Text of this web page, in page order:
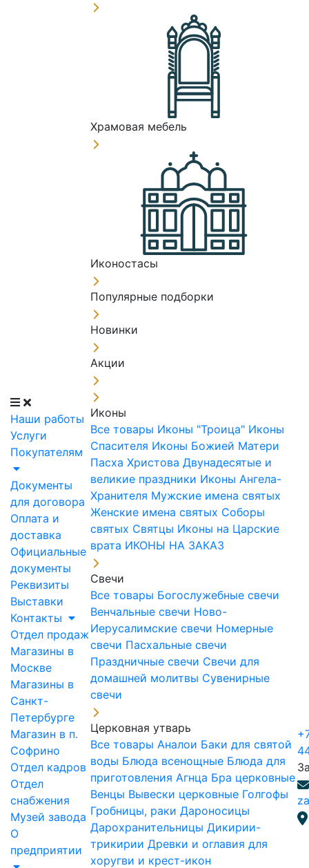
Наши работы
Услуги
Покупателям
Документы
для договора
Оплата и
доставка
Официальные
документы
Реквизиты
Выставки
Контакты
Отдел продаж
Магазины в
Москве
Магазины в
Санкт-
Петербурге
Магазин в п.
Софрино
Отдел кадров
Отдел
снабжения
Музей завода
О
предприятии
Храмовая мебель
Иконостасы
Популярные подборки
Новинки
Акции
Иконы
Все товары Иконы "Троица" Иконы
Спасителя Иконы Божией Матери
Пасха Христова Двунадесятые и
великие праздники Иконы Ангела-
Хранителя Мужские имена святых
Женские имена святых Соборы
святых Святцы Иконы на Царские
врата ИКОНЫ НА ЗАКАЗ
Свечи
Все товары Богослужебные свечи
Венчальные свечи Ново-
Иерусалимские свечи Номерные
свечи Пасхальные свечи
Праздничные свечи Свечи для
домашней молитвы Сувенирные
свечи
Церковная утварь
Все товары Аналои Баки для святой
воды Блюда всенощные Блюда для
приготовления Агнца Бра церковные
Венцы Вывески церковные Голгофы
Гробницы, раки Дароносицы
Дарохранительницы Дикирии-
трикирии Древки и оглавия для
хоругви и крест-икон